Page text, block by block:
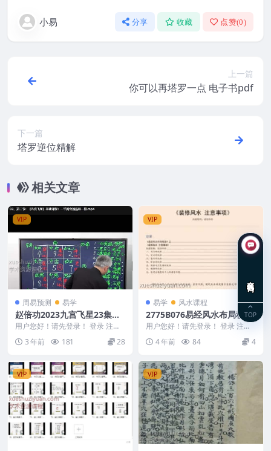
小易 分享 收藏 点赞(0)
上一篇
你可以再塔罗一点 电子书pdf
下一篇
塔罗逆位精解
相关文章
VIP
周易预测 易学
赵倍功2023九宫飞星23集利
用九宫飞星图来测事占断吉凶
用户您好！请先登录！ 登录 注册
轩呈国学赵倍功2023九宫飞星 课
程23集视频...
3 年前 181 28
VIP
易学 风水课程
2775B076易经风水布局秘笈
之《装修风水 注意事项》
用户您好！请先登录！ 登录 注册
易经风水布局秘笈之《装修风水
注意事项》 编号...
4 年前 84 4
VIP VIP
TOP